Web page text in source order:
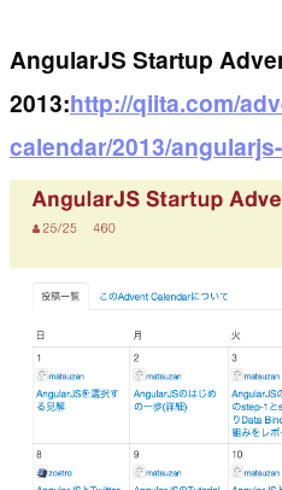
AngularJS Startup
2013:http://qiita.com/
calendar/2013/